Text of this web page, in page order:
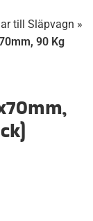
till Släpvagn »
90 Kg